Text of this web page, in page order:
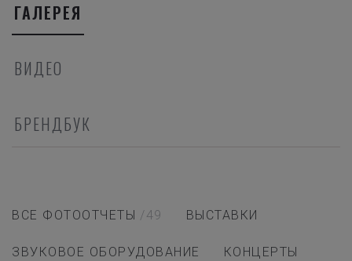
ГАЛЕРЕЯ
ВИДЕО
БРЕНДБУК
ВСЕ ФОТООТЧЕТЫ /49 ВЫСТАВКИ
ЗВУКОВОЕ ОБОРУДОВАНИЕ КОНЦЕРТЫ